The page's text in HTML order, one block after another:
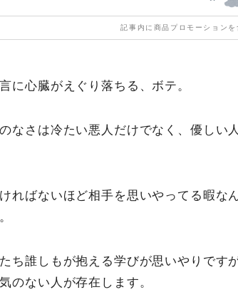
記事内に商品プロモーション
に心臓がえぐり落ちる、ボテ。
なさは冷たい悪人だけでなく、優しい
ればないほど相手を思いやってる暇な
ち誰しもが抱える学びが思いやりです
のない人が存在します。